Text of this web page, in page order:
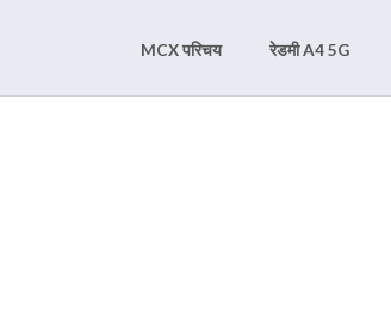
MCX परिचय रेडमी A4 5G